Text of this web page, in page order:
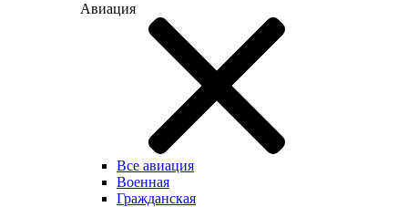
Авиация
Все авиация
Военная
Гражданская